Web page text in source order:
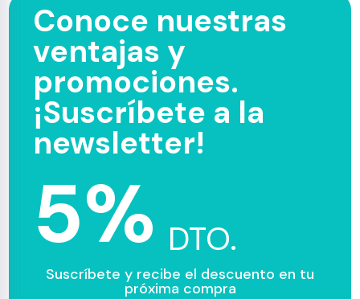
Conoce nuestras
ventajas y
promociones.
¡Suscríbete a la
newsletter!
5% DTO.
Suscríbete y recibe el descuento en tu
próxima compra